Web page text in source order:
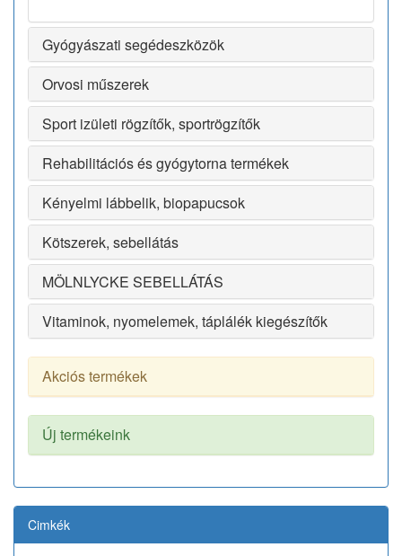
Gyógyászati segédeszközök
Orvosi műszerek
Sport izületi rögzítők, sportrögzítők
Rehabilitációs és gyógytorna termékek
Kényelmi lábbelik, biopapucsok
Kötszerek, sebellátás
MÖLNLYCKE SEBELLÁTÁS
Vitaminok, nyomelemek, táplálék kiegészítők
Akciós termékek
Új termékeink
Cimkék